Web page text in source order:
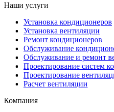
Наши услуги
Установка кондиционеров
Установка вентиляции
Ремонт кондиционеров
Обслуживание
Обслуживание и ремонт
Проектирование систем
Проектирование
Расчет вентиляции
Компания